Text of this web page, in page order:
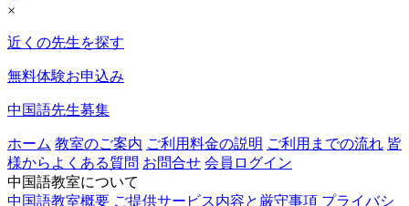
×
近くの先生を探す
無料体験お申込み
中国語先生募集
ホーム 教室のご案内 ご利用料金の説明 ご利用までの流れ 皆
様からよくある質問 お問合せ 会員ログイン
中国語教室について
中国語教室概要 ご提供サービス内容と厳守事項 プライバシ